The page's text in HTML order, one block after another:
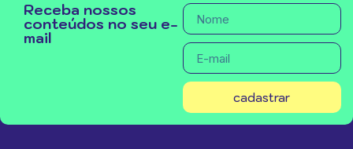
Receba nossos
conteúdos no seu e-
mail
cadastrar